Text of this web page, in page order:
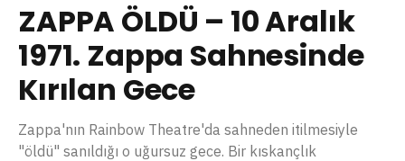
ZAPPA ÖLDÜ – 10 Aralık
1971. Zappa Sahnesinde
Kırılan Gece
Zappa'nın Rainbow Theatre'da sahneden itilmesiyle
"öldü" sanıldığı o uğursuz gece. Bir kıskançlık